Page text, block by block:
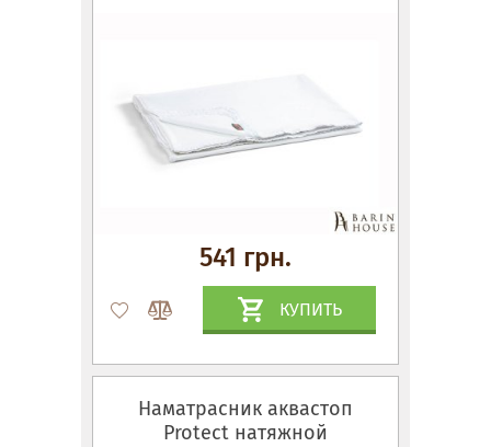
541 грн.
КУПИТЬ
Наматрасник аквастоп
Protect натяжной